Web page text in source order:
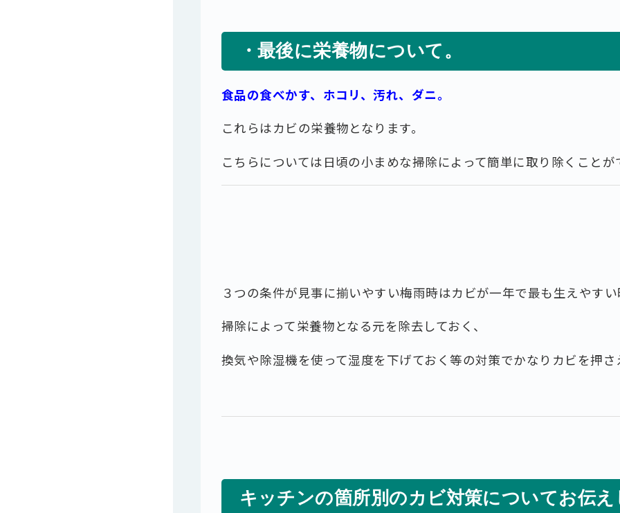
・最後に栄養物について。
食品の食べかす、ホコリ、汚れ、ダニ。
これらはカビの栄養物となります。
こちらについては日頃の小まめな掃除によって簡単に取り除くことが
３つの条件が見事に揃いやすい梅雨時はカビが一年で最も生えやす
掃除によって栄養物となる元を除去しておく、
換気や除湿機を使って湿度を下げておく等の対策でかなりカビを押
キッチンの箇所別のカビ対策についてお伝